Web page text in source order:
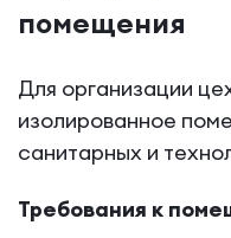
помещения
Для организации
изолированное
санитарных и
Требования к